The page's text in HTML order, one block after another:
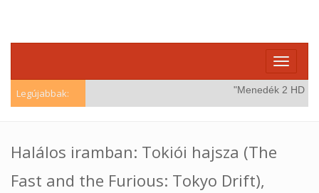
Toggle
Legújabbak: "Menedék 2 HD
Halálos iramban: Tokiói hajsza (The
Fast and the Furious: Tokyo Drift),